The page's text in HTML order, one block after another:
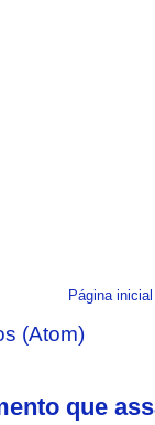
Página inicial
(Atom)
que